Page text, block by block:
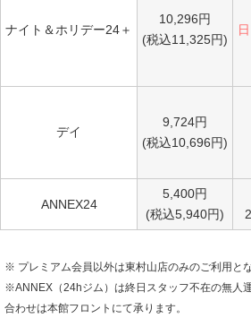
ナイト＆ホリデー24＋
10,296円
(税込11,325円)
デイ
9,724円
(税込10,696円)
ANNEX24
5,400円
(税込5,940円)
※ プレミアム会員以外は東村山店のみのご利用とな
※ANNEX（24hジム）は終日スタッフ不在の無人
合わせは本館フロントにて承ります。